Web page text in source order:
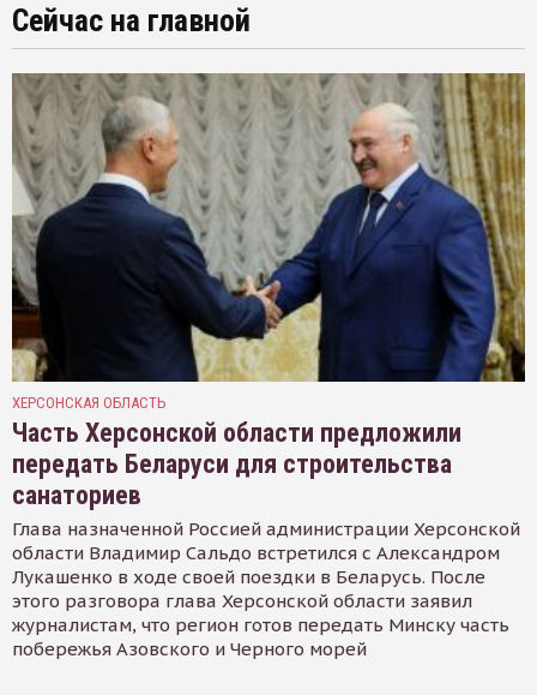
Сейчас на главной
ХЕРСОНСКАЯ ОБЛАСТЬ
Часть Херсонской области предложили
передать Беларуси для строительства
санаториев
Глава назначенной Россией администрации Херсонской
области Владимир Сальдо встретился с Александром
Лукашенко в ходе своей поездки в Беларусь. После
этого разговора глава Херсонской области заявил
журналистам, что регион готов передать Минску часть
побережья Азовского и Черного морей